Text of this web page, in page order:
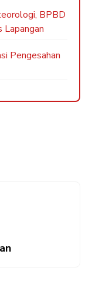
BPBD
Lapangan
Pengesahan